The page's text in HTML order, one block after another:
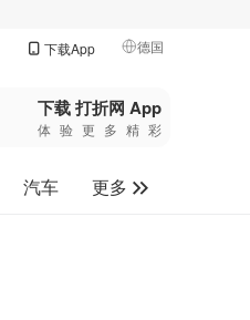
下载App 德国
🇺🇸美国
🇨🇳中国
🇨🇦加拿大
下载 打折网 App
体验更多精彩
汽车
更多